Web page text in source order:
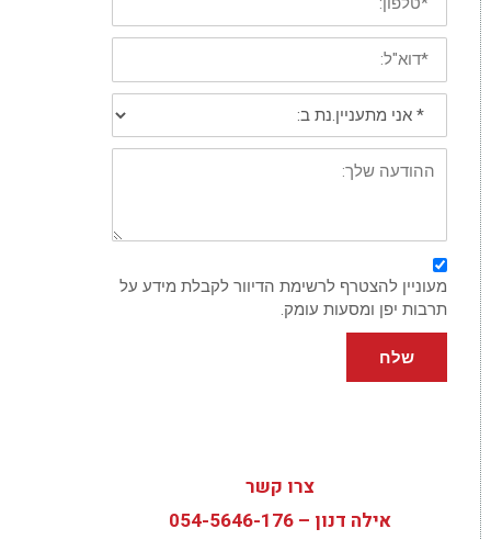
טלפון
נייד
*
דוא"ל:
*
מתעניין/נת
ב:
פירוט:
מעוניין להצטרף לרשימת הדיוור לקבלת מידע על
תרבות יפן ומסעות עומק.
שלח
צרו קשר
אילה דנון –054-5646-176